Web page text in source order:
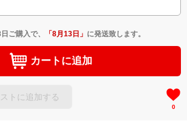
ご購入で、 「8月13日 」 に発送致します。
カートに追加
トに追加する
0